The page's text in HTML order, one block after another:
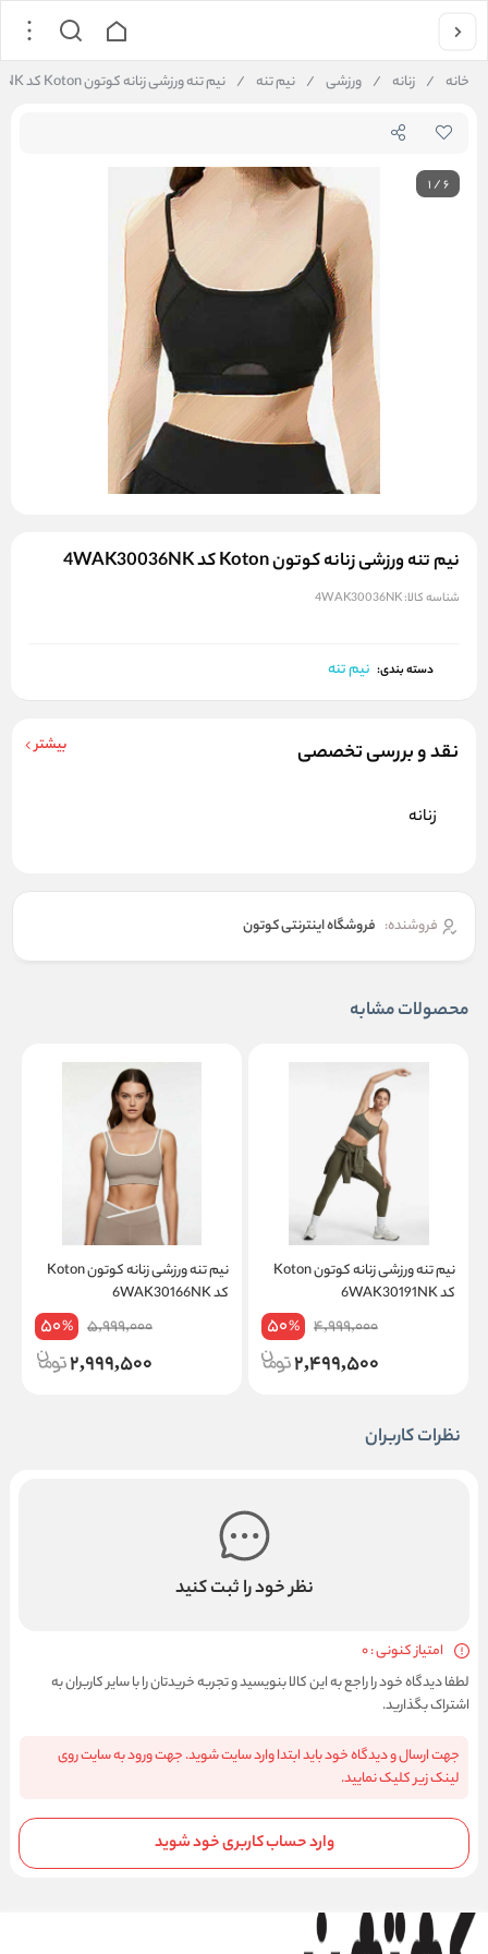
خانه / زنانه / ورزشی / نیم تنه / نیم تنه ورزشی زنانه کوتون Koton کد 4WAK30036NK
1/6
نیم تنه ورزشی زنانه کوتون Koton کد 4WAK30036NK
شناسه کالا:4WAK30036NK
دسته بندی: نیم تنه
نقد و بررسی تخصصی بیشتر
زنانه
فروشنده: فروشگاه اینترنتی کوتون
محصولات مشابه
نیم تنه ورزشی زنانه کوتون Koton
کد 6WAK30191NK
4,999,000
50%
2,499,500
نیم تنه ورزشی زنانه کوتون Koton
کد 6WAK30166NK
5,999,000
50%
2,999,500
نظرات کاربران
نظر خود را ثبت کنید
امتیاز کنونی : 0
لطفا دیدگاه خود را راجع به این کالا بنویسید و تجربه خریدتان را با سایر کاربران به
اشتراک بگذارید.
جهت ارسال و دیدگاه خود باید ابتدا وارد سایت شوید. جهت ورود به سایت روی
لینک زیر کلیک نمایید.
وارد حساب کاربری خود شوید